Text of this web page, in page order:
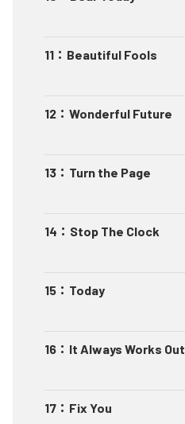
11 ： Beautiful Fools
12 ： Wonderful Future
13 ： Turn the Page
14 ： Stop The Clock
15 ： Today
16 ： It Always Works Out
17 ： Fix You